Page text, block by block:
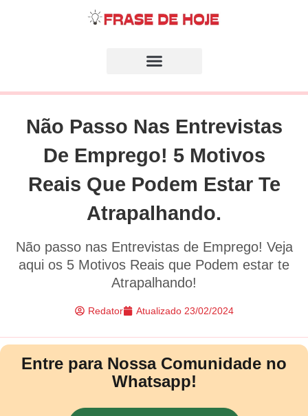
Não Passo Nas Entrevistas
De Emprego! 5 Motivos
Reais Que Podem Estar Te
Atrapalhando.
Não passo nas Entrevistas de Emprego! Veja
aqui os 5 Motivos Reais que Podem estar te
Atrapalhando!
Redator Atualizado 23/02/2024
Entre para Nossa Comunidade no
Whatsapp!